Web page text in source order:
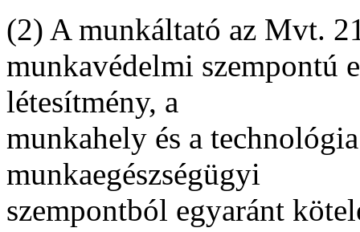
(2) A munkáltató az Mvt.
munkavédelmi szempontú
létesítmény, a
munkahely és a
munkaegészségügyi
szempontból egyaránt